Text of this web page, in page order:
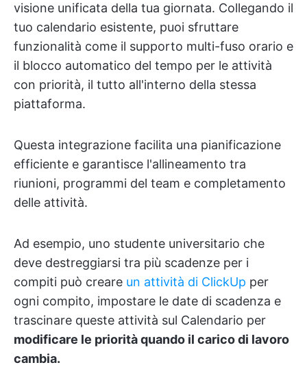
visione unificata della tua giornata. Collegando il
tuo calendario esistente, puoi sfruttare
funzionalità come il supporto multi-fuso orario e
il blocco automatico del tempo per le attività
con priorità, il tutto all'interno della stessa
piattaforma.
Questa integrazione facilita una pianificazione
efficiente e garantisce l'allineamento tra
riunioni, programmi del team e completamento
delle attività.
Ad esempio, uno studente universitario che
deve destreggiarsi tra più scadenze per i
compiti può creare un attività di ClickUp per
ogni compito, impostare le date di scadenza e
trascinare queste attività sul Calendario per
modificare le priorità quando il carico di lavoro
cambia.